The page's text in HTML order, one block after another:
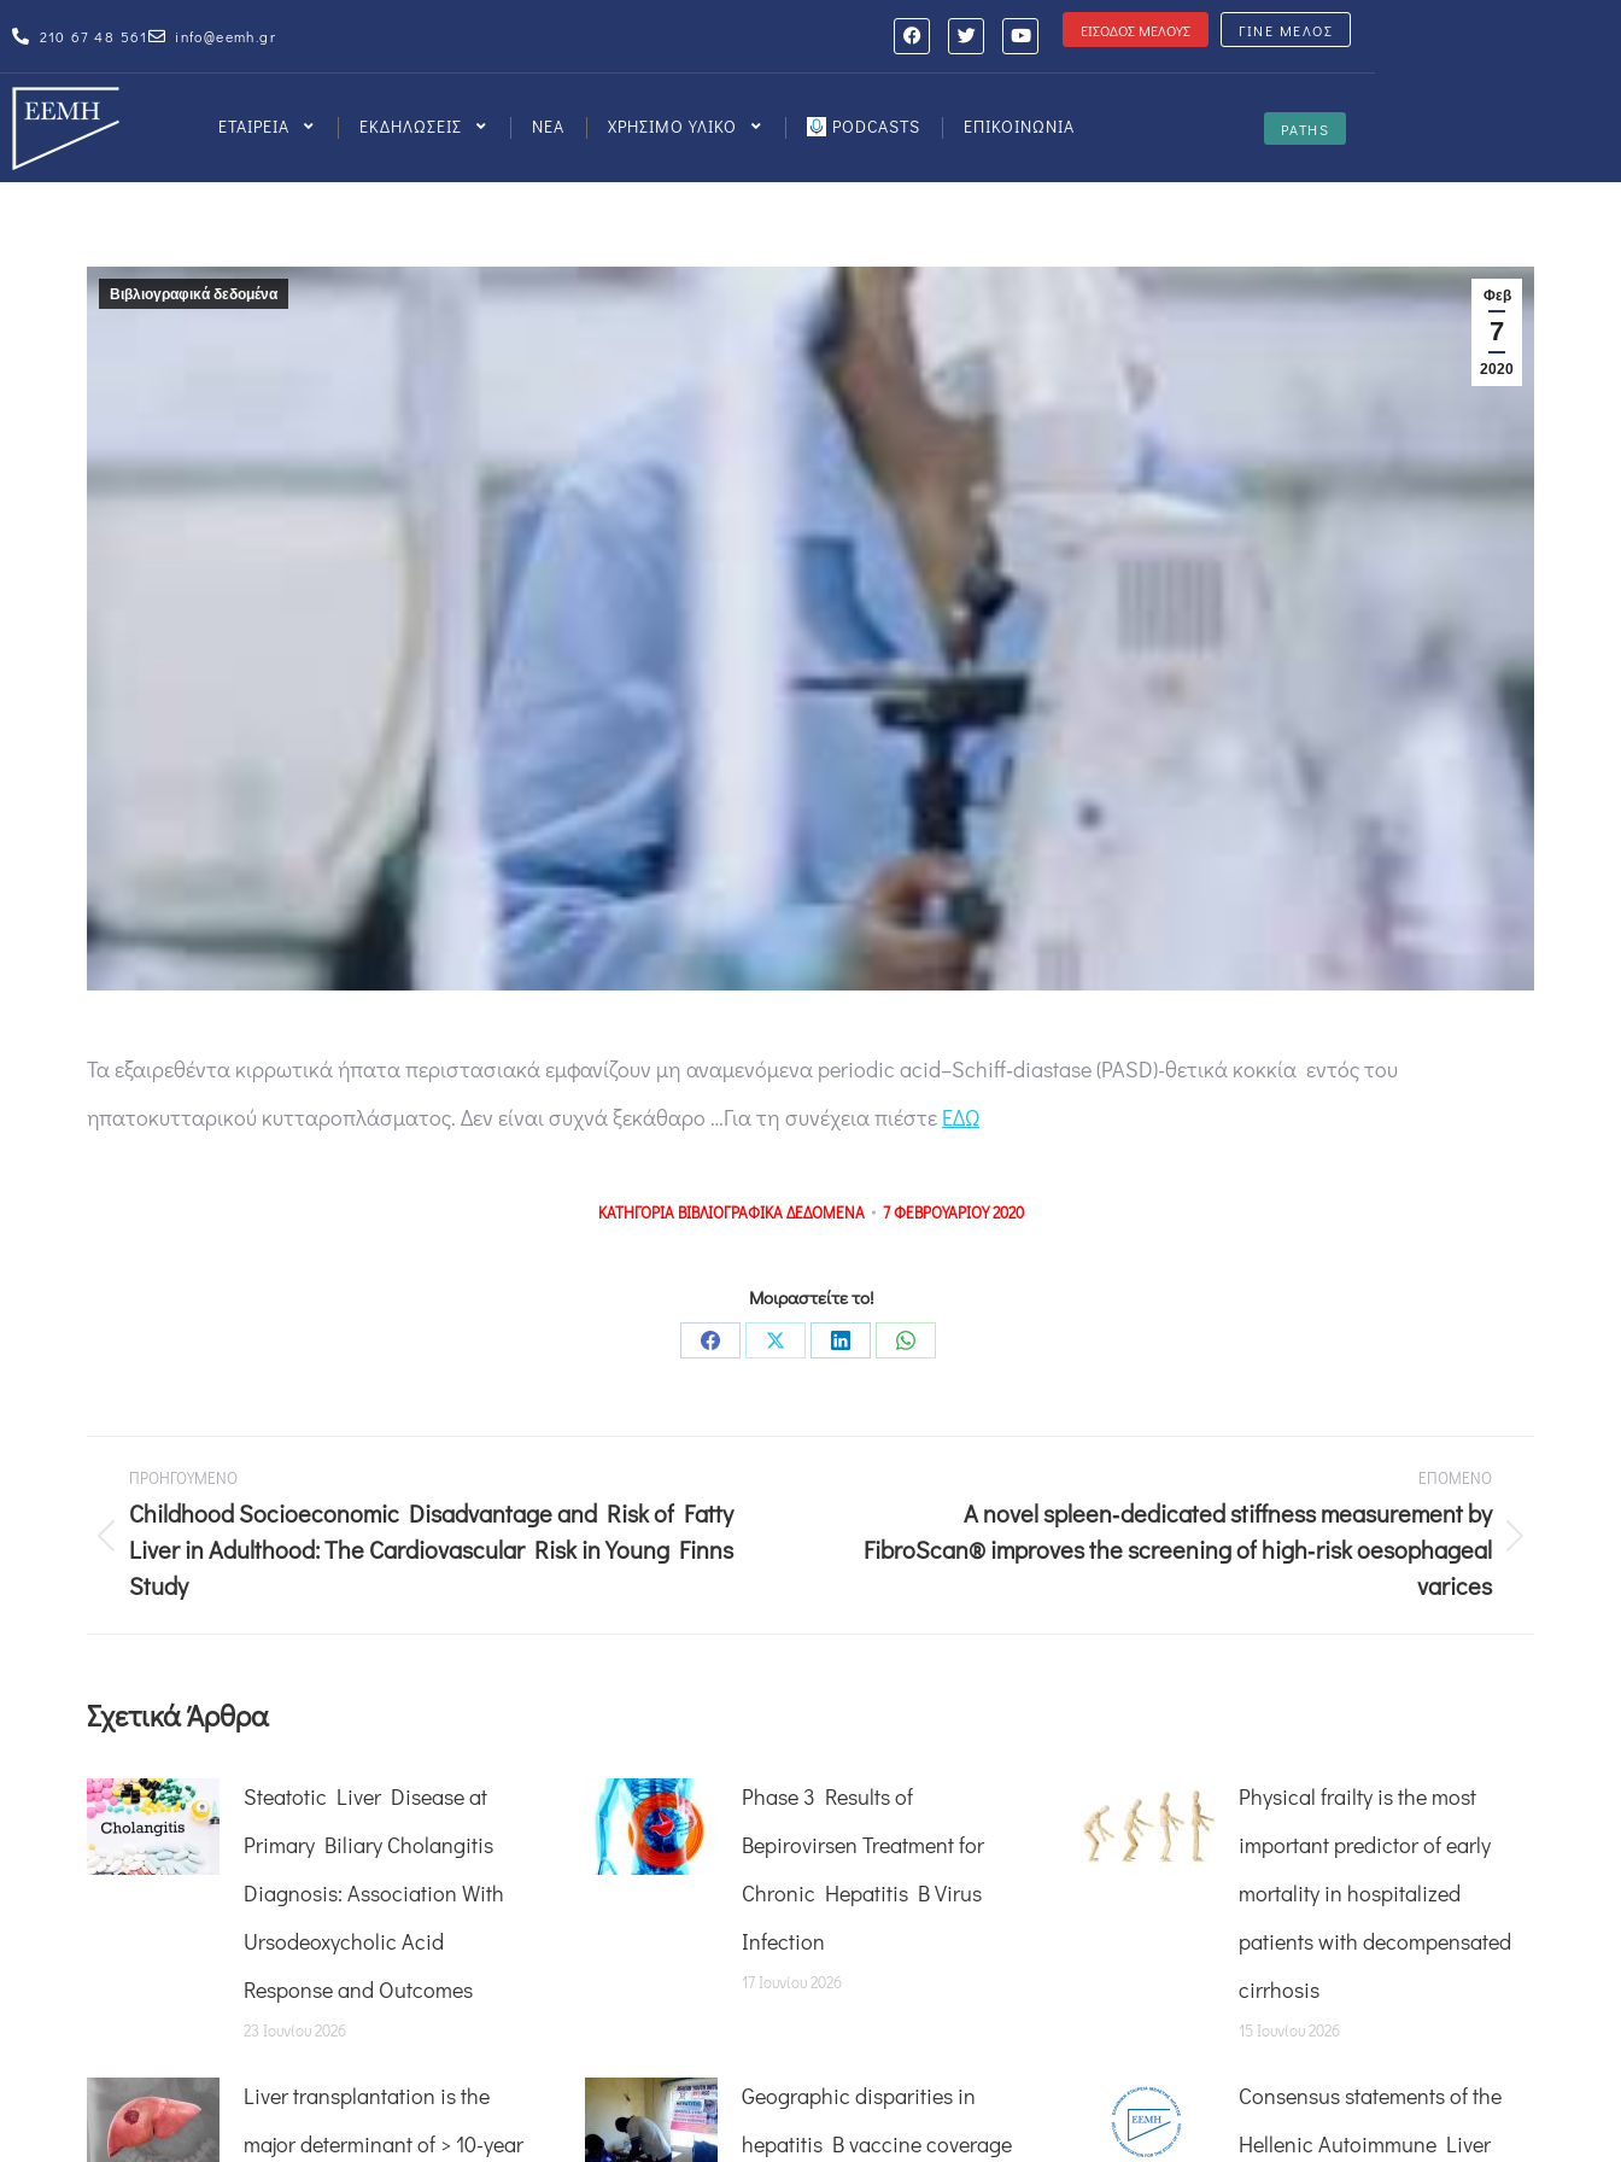
210 67 48 561 info@eemh.gr ΕΙΣΟΔΟΣ ΜΕΛΟΥΣ ΓΙΝΕ ΜΕΛΟΣ
ΕΤΑΙΡΕΙΑ ΕΚΔΗΛΩΣΕΙΣ ΝΕΑ ΧΡΗΣΙΜΟ ΥΛΙΚΟ PODCASTS ΕΠΙΚΟΙΝΩΝΙΑ PATHS
Φεβ
7
2020
Βιβλιογραφικά δεδομένα
Τα εξαιρεθέντα κιρρωτικά ήπατα περιστασιακά εμφανίζουν μη αναμενόμενα periodic acid–Schiff‐diastase (PASD)-θετικά κοκκία εντός του
ηπατοκυτταρικού κυτταροπλάσματος. Δεν είναι συχνά ξεκάθαρο …Για τη συνέχεια πιέστε ΕΔΩ
ΚΑΤΗΓΟΡΙΑ ΒΙΒΛΙΟΓΡΑΦΙΚΑ ΔΕΔΟΜΕΝΑ 7 ΦΕΒΡΟΥΑΡΙΟΥ 2020
Μοιραστείτε το!
ΠΡΟΗΓΟΥΜΕΝΟ
Childhood Socioeconomic Disadvantage and Risk of Fatty
Liver in Adulthood: The Cardiovascular Risk in Young Finns
Study
ΕΠΟΜΕΝΟ
A novel spleen‐dedicated stiffness measurement by
FibroScan® improves the screening of high‐risk oesophageal
varices
Σχετικά Άρθρα
Steatotic Liver Disease at
Primary Biliary Cholangitis
Diagnosis: Association With
Ursodeoxycholic Acid
Response and Outcomes
23 Ιουνίου 2026
Phase 3 Results of
Bepirovirsen Treatment for
Chronic Hepatitis B Virus
Infection
17 Ιουνίου 2026
Physical frailty is the most
important predictor of early
mortality in hospitalized
patients with decompensated
cirrhosis
15 Ιουνίου 2026
Liver transplantation is the
major determinant of > 10-year
Geographic disparities in
hepatitis B vaccine coverage
Consensus statements of the
Hellenic Autoimmune Liver